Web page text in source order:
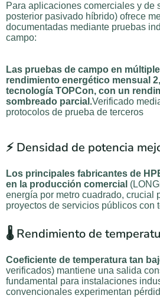
Para aplicaciones comerciales y
posterior pasivado híbrido) ofrece
documentadas mediante pruebas
campo:
Las pruebas de campo en
rendimiento energético mensual
tecnología TOPCon, con un
sombreado parcial.Verificado
protocolos de prueba de terceros
⚡ Densidad de potencia
Los principales fabricantes de
en la producción comercial
energía por metro cuadrado, crucial
proyectos de servicios públicos con
🌡️ Rendimiento de
Coeficiente de temperatura tan
verificados) mantiene una salida
fundamental para instalaciones
convencionales experimentan